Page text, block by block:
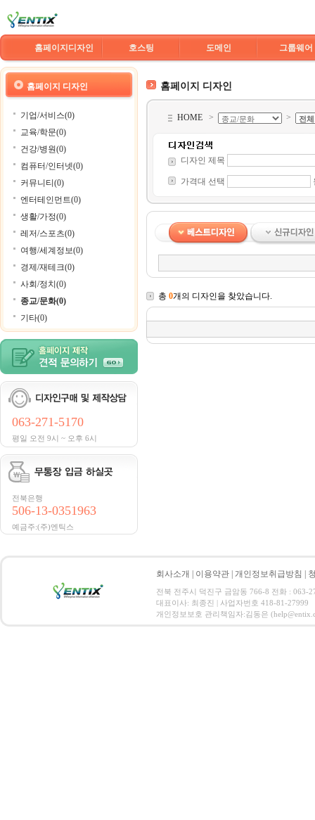
홈페이지디자인 호스팅 도메인 그룹웨어
홈페이지 디자인
기업/서비스(0)
교육/학문(0)
건강/병원(0)
컴퓨터/인터넷(0)
커뮤니티(0)
엔터테인먼트(0)
생활/가정(0)
레저/스포츠(0)
여행/세계정보(0)
경제/재테크(0)
사회/정치(0)
종교/문화(0)
기타(0)
063-271-5170
평일 오전 9시 ~ 오후 6시
전북은행
506-13-0351963
예금주:(주)엔틱스
홈페이지 디자인
HOME > >
디자인 제목
가격대 선택
총 0개의 디자인을 찾았습니다.
회사소개 이용약관 개인정보취급방침
전북 전주시 덕진구 금암동 766-8 전화 : 063-
대표이사: 최종진 | 사업자번호 418-81-27999
개인정보보호 관리책임자:김동은